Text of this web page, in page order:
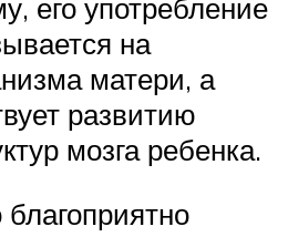
его употребление
на
матери, а
развитию
мозга ребенка.